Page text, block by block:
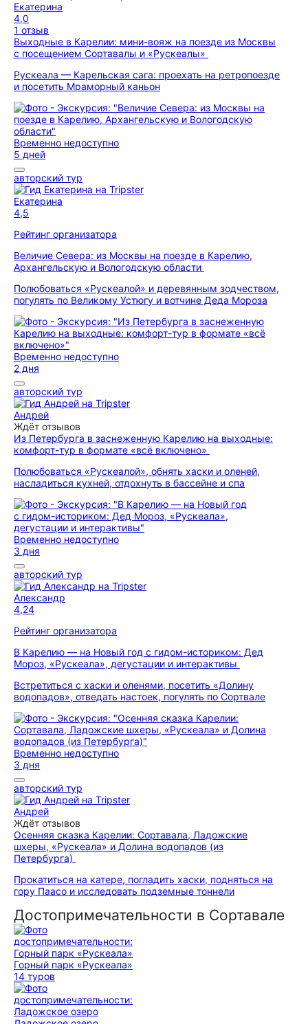
Екатерина
4,0
1 отзыв
Выходные в Карелии: мини-вояж на поезде из Москвы
с посещением Сортавалы и «Рускеалы»
Рускеала — Карельская сага: проехать на ретропоезде
и посетить Мраморный каньон
Временно недоступно
5 дней
авторский тур
Екатерина
4,5
Рейтинг организатора
Величие Севера: из Москвы на поезде в Карелию,
Архангельскую и Вологодскую области
Полюбоваться «Рускеалой» и деревянным зодчеством,
погулять по Великому Устюгу и вотчине Деда Мороза
Временно недоступно
2 дня
авторский тур
Андрей
Ждёт отзывов
Из Петербурга в заснеженную Карелию на выходные:
комфорт-тур в формате «всё включено»
Полюбоваться «Рускеалой», обнять хаски и оленей,
насладиться кухней, отдохнуть в бассейне и спа
Временно недоступно
3 дня
авторский тур
Александр
4,24
Рейтинг организатора
В Карелию — на Новый год с гидом-историком: Дед
Мороз, «Рускеала», дегустации и интерактивы
Встретиться с хаски и оленями, посетить «Долину
водопадов», отведать настоек, погулять по Сортвале
Временно недоступно
3 дня
авторский тур
Андрей
Ждёт отзывов
Осенняя сказка Карелии: Сортавала, Ладожские
шхеры, «Рускеала» и Долина водопадов (из
Петербурга)
Прокатиться на катере, погладить хаски, подняться на
гору Паасо и исследовать подземные тоннели
Достопримечательности в Сортавале
Горный парк «Рускеала»
14 туров